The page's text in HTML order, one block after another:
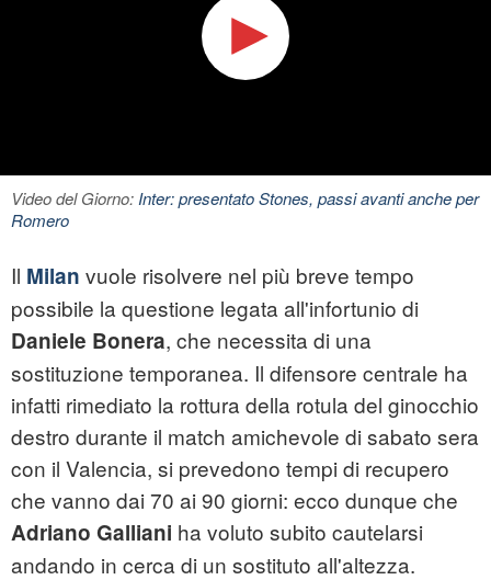
Video del Giorno: Inter: presentato Stones, passi avanti anche per
Romero
Il Milan vuole risolvere nel più breve tempo
possibile la questione legata all'infortunio di
Daniele Bonera, che necessita di una
sostituzione temporanea. Il difensore centrale ha
infatti rimediato la rottura della rotula del ginocchio
destro durante il match amichevole di sabato sera
con il Valencia, si prevedono tempi di recupero
che vanno dai 70 ai 90 giorni: ecco dunque che
Adriano Galliani ha voluto subito cautelarsi
andando in cerca di un sostituto all'altezza.